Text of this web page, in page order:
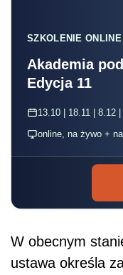
SZKOLENIE ONLINE
Akademia
Edycja 11
13.10 | 18.11 | 8.12
online, na żywo +
W obecnym
ustawa określa